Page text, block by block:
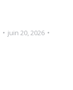
juin 20, 2026